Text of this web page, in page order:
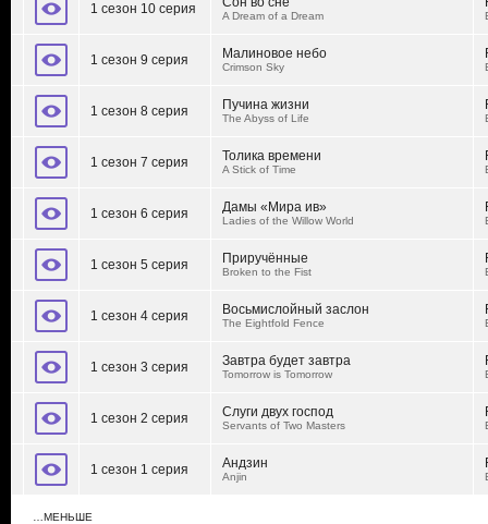
1 сезон 10 серия A Dream of a Dream
1 сезон 9 серия Малиновое небо
Crimson Sky
1 сезон 8 серия Пучина жизни
The Abyss of Life
1 сезон 7 серия Толика времени
A Stick of Time
1 сезон 6 серия Дамы «Мира ив»
Ladies of the Willow World
1 сезон 5 серия Приручённые
Broken to the Fist
1 сезон 4 серия Восьмислойный заслон
The Eightfold Fence
1 сезон 3 серия Завтра будет завтра
Tomorrow is Tomorrow
1 сезон 2 серия Слуги двух господ
Servants of Two Masters
1 сезон 1 серия Андзин
Anjin
…МЕНЬШЕ